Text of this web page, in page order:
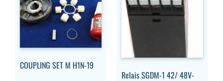
COUPLING SET M H1N-19
Relais SGDM-1 42/ 48V-